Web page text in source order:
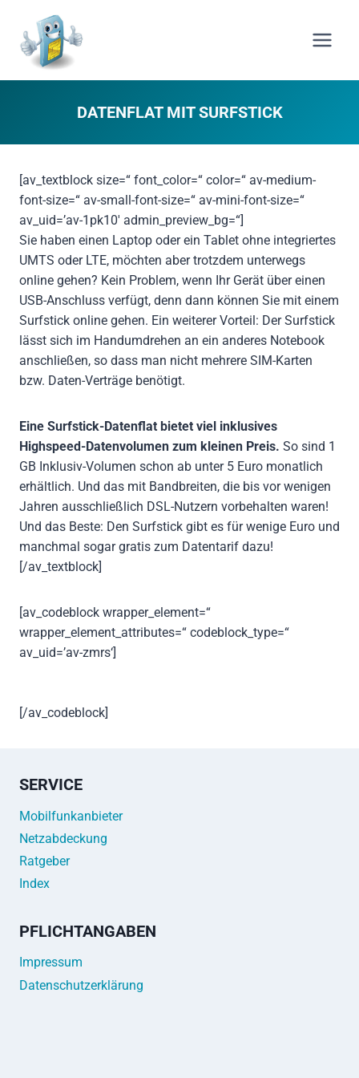
Inhalt
springen
DATENFLAT MIT SURFSTICK
[av_textblock size=“ font_color=“ color=“ av-medium-
font-size=“ av-small-font-size=“ av-mini-font-size=“
av_uid=’av-1pk10′ admin_preview_bg=“]
Sie haben einen Laptop oder ein Tablet ohne integriertes
UMTS oder LTE, möchten aber trotzdem unterwegs
online gehen? Kein Problem, wenn Ihr Gerät über einen
USB-Anschluss verfügt, denn dann können Sie mit einem
Surfstick online gehen. Ein weiterer Vorteil: Der Surfstick
lässt sich im Handumdrehen an ein anderes Notebook
anschließen, so dass man nicht mehrere SIM-Karten
bzw. Daten-Verträge benötigt.
Eine Surfstick-Datenflat bietet viel inklusives
Highspeed-Datenvolumen zum kleinen Preis. So sind 1
GB Inklusiv-Volumen schon ab unter 5 Euro monatlich
erhältlich. Und das mit Bandbreiten, die bis vor wenigen
Jahren ausschließlich DSL-Nutzern vorbehalten waren!
Und das Beste: Den Surfstick gibt es für wenige Euro und
manchmal sogar gratis zum Datentarif dazu!
[/av_textblock]
[av_codeblock wrapper_element=“
wrapper_element_attributes=“ codeblock_type=“
av_uid=’av-zmrs‘]
[/av_codeblock]
SERVICE
Mobilfunkanbieter
Netzabdeckung
Ratgeber
Index
PFLICHTANGABEN
Impressum
Datenschutzerklärung